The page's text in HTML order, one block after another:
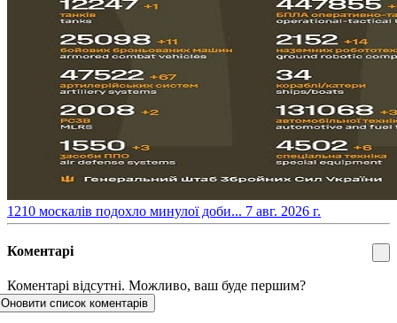
​1210 москалів подохло минулої доби... 7 авг. 2026 г.
Коментарі
Коментарі відсутні. Можливо, ваш буде першим?
Оновити список коментарів